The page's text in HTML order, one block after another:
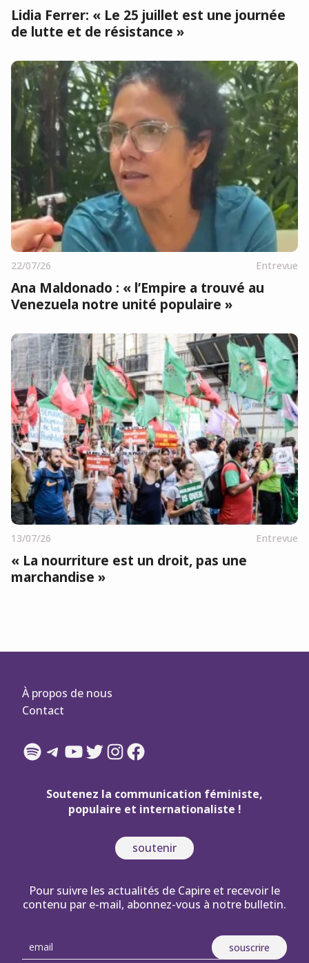
Lidia Ferrer: « Le 25 juillet est une journée
de lutte et de résistance »
22/07/26 Entrevue
Ana Maldonado : « l’Empire a trouvé au
Venezuela notre unité populaire »
13/07/26 Entrevue
« La nourriture est un droit, pas une
marchandise »
À propos de nous
Contact
Spotify
Telegram
YouTube
Twitter
Instagram
Facebook
Soutenez la communication féministe,
populaire et internationaliste !
soutenir
Pour suivre les actualités de Capire et recevoir le
contenu par e-mail, abonnez-vous à notre bulletin.